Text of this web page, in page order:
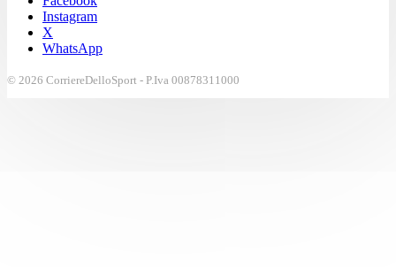
Instagram
X
WhatsApp
© 2026 CorriereDelloSport - P.Iva 00878311000